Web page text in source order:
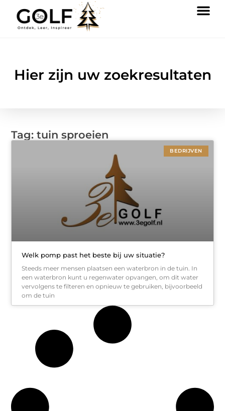
Hier zijn uw zoekresultaten
Tag: tuin sproeien
BEDRIJVEN
Welk pomp past het beste bij uw situatie?
Steeds meer mensen plaatsen een waterbron in de tuin. In
een waterbron kunt u regenwater opvangen, om dit water
vervolgens te filteren en opnieuw te gebruiken, bijvoorbeeld
om de tuin